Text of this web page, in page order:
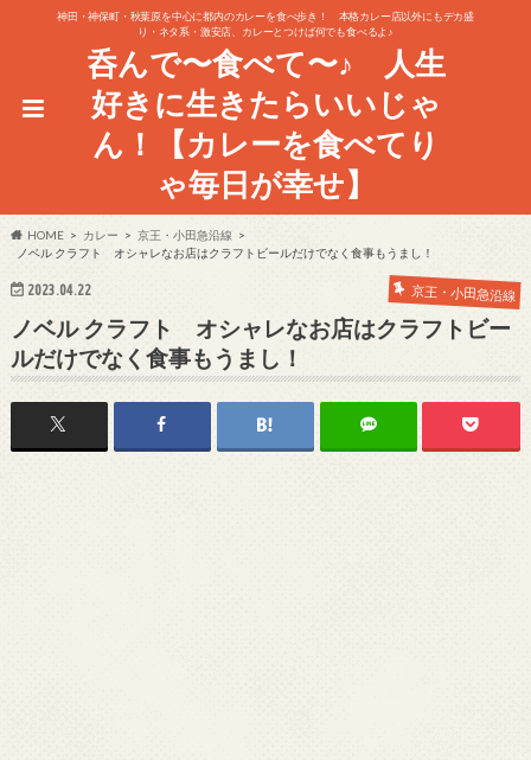
神田・神保町・秋葉原を中心に都内のカレーを食べ歩き！ 本格カレー店以外にもデカ盛
り・ネタ系・激安店、カレーとつけば何でも食べるよ♪
呑んで〜食べて〜♪ 人生
好きに生きたらいいじゃ
ん！【カレーを食べてり
ゃ毎日が幸せ】
HOME カレー
京王・小田急沿線
ノベル クラフト オシャレなお店はクラフトビールだけでなく食事もうまし！
2023.04.22 京王・小田急沿線
ノベル クラフト オシャレなお店はクラフトビー
ルだけでなく食事もうまし！